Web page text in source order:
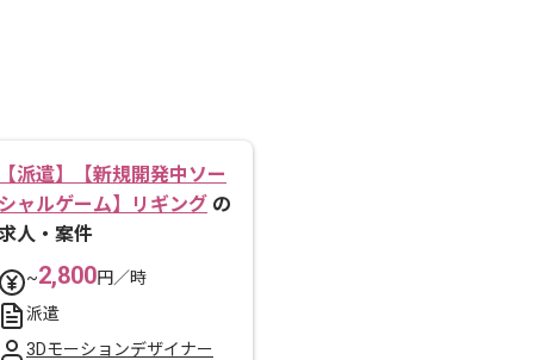
【派遣】【新規開発中ソー
シャルゲーム】リギング の
人・案件
~2,800円／時
派遣
3Dモーションデザイナー